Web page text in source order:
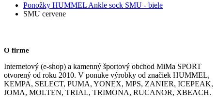
Ponožky HUMMEL Ankle sock SMU - biele
SMU cervene
O firme
Internetový (e-shop) a kamenný športový obchod MiMa SPORT
otvorený od roku 2010. V ponuke výrobky od značiek HUMMEL,
KEMPA, SELECT, PUMA, YONEX, MPS, ZANIER, ICEPEAK,
JOMA, MOLTEN, TRIAL, TRIMONA, RUCANOR, XBEACH.